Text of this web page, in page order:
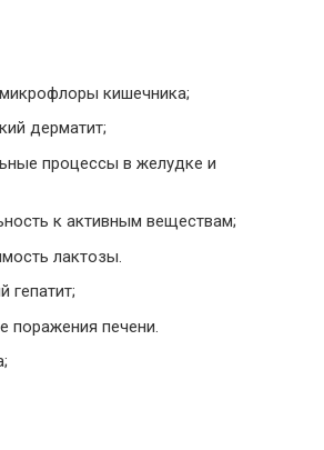
кишечника;
дерматит;
процессы в желудке и
к активным веществам;
лактозы.
гепатит;
поражения печени.